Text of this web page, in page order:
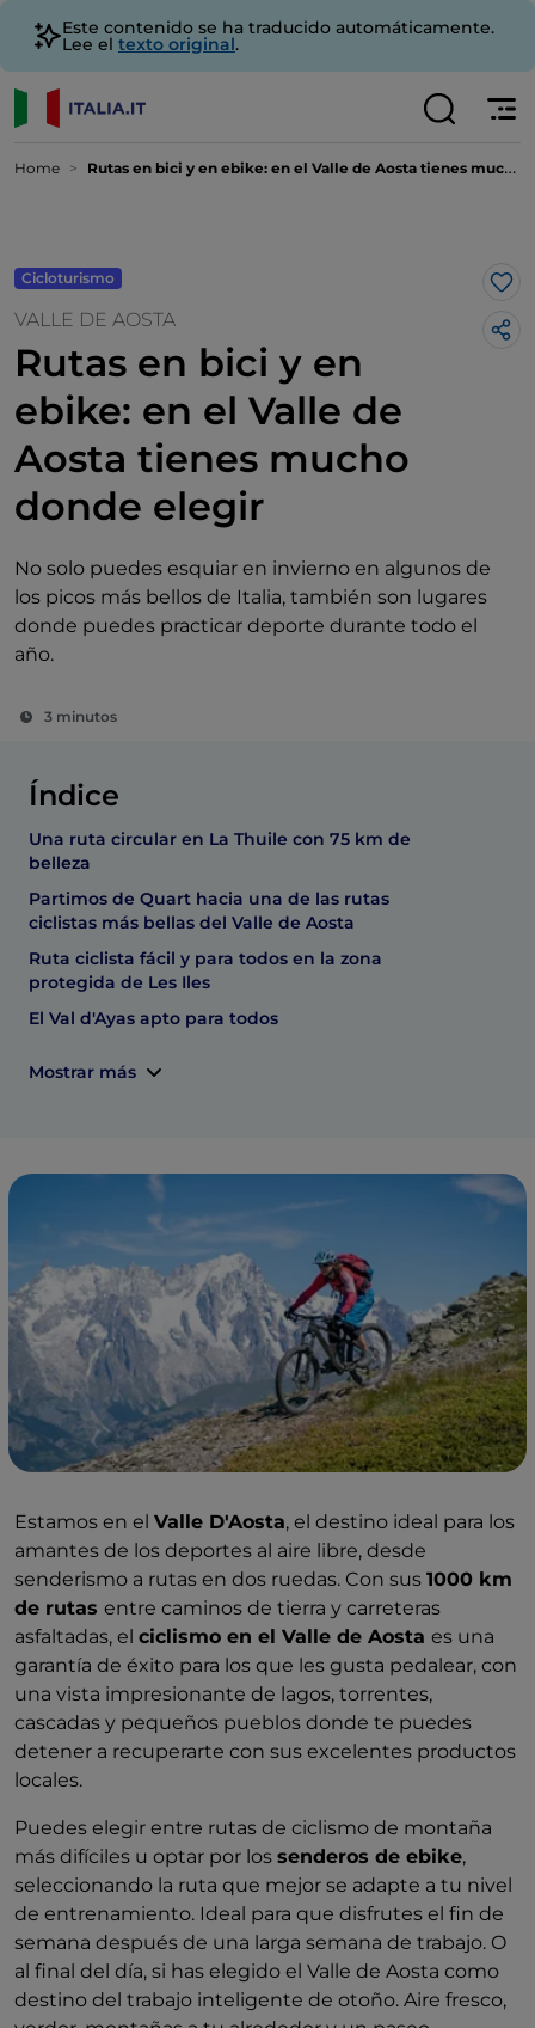
Este contenido se ha traducido automáticamente.
Lee el texto original.
Home Rutas en bici y en ebike: en el Valle de Aosta tienes mucho donde elegir
Cicloturismo
VALLE DE AOSTA
Rutas en bici y en
ebike: en el Valle de
Aosta tienes mucho
donde elegir
No solo puedes esquiar en invierno en algunos de
los picos más bellos de Italia, también son lugares
donde puedes practicar deporte durante todo el
año.
3 minutos
Me
Índice
Una ruta circular en La Thuile con 75 km de
belleza
Partimos de Quart hacia una de las rutas
ciclistas más bellas del Valle de Aosta
Ruta ciclista fácil y para todos en la zona
protegida de Les Iles
El Val d'Ayas apto para todos
Mostrar más
Estamos en el Valle D'Aosta, el destino ideal para los
amantes de los deportes al aire libre, desde
senderismo a rutas en dos ruedas. Con sus 1000 km
de rutas entre caminos de tierra y carreteras
asfaltadas, el ciclismo en el Valle de Aosta es una
garantía de éxito para los que les gusta pedalear, con
una vista impresionante de lagos, torrentes,
cascadas y pequeños pueblos donde te puedes
detener a recuperarte con sus excelentes productos
locales.
Puedes elegir entre rutas de ciclismo de montaña
más difíciles u optar por los senderos de ebike,
seleccionando la ruta que mejor se adapte a tu nivel
de entrenamiento. Ideal para que disfrutes el fin de
semana después de una larga semana de trabajo. O
al final del día, si has elegido el Valle de Aosta como
destino del trabajo inteligente de otoño. Aire fresco,